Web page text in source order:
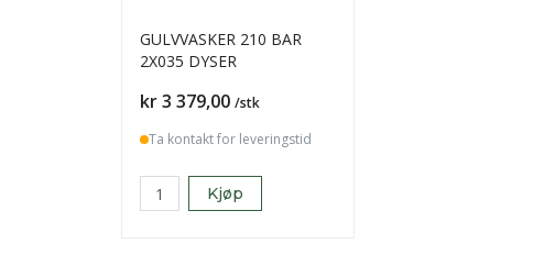
GULVVASKER 210 BAR
2X035 DYSER
Pris
kr 3 379,00 /stk
Ta kontakt for leveringstid
Kjøp